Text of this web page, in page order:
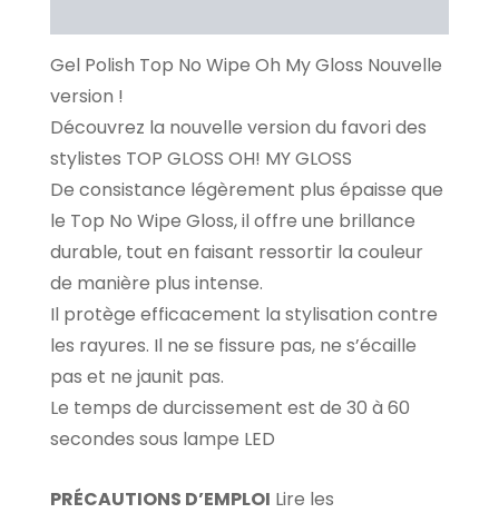
Gel Polish Top No Wipe Oh My Gloss Nouvelle
version !
Découvrez la nouvelle version du favori des
stylistes TOP GLOSS OH! MY GLOSS
De consistance légèrement plus épaisse que
le Top No Wipe Gloss, il offre une brillance
durable, tout en faisant ressortir la couleur
de manière plus intense.
Il protège efficacement la stylisation contre
les rayures. Il ne se fissure pas, ne s’écaille
pas et ne jaunit pas.
Le temps de durcissement est de 30 à 60
secondes sous lampe LED
PRÉCAUTIONS D’EMPLOI Lire les